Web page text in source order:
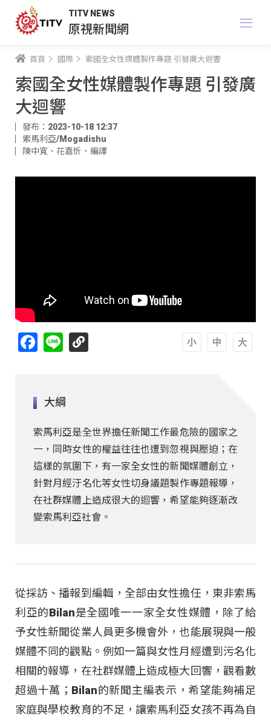
TITV NEWS
原視新聞網
首頁 國際 索國全女性媒體製作專題 引發廣大迴響
索國全女性媒體製作專題 引發廣
大迴響
發布：2023-10-18 12:37
索馬利亞/Mogadishu
陳中寬 、 花嘉忻 、 編譯
Facebook
Line
大綱
索馬利亞是全世界擔任新聞工作最危險的國家之
一，同時女性的權益往往也遭到忽視與壓迫；在
這樣的氛圍下，有一家全女性的新聞媒體創立，
針對月經汙名化等女性切身議題製作專題報導，
在社群媒體上造成很大的迴響，希望能夠逐漸改
變索馬利亞社會。
從採訪、播報到編輯，全部由女性擔任，東非索馬
利亞的Bilan是全國唯一一家全女性媒體，除了給
予女性新聞從業人員更多機會外，也能展現與一般
媒體不同的觀點。例如一篇與女性月經遭到污名化
相關的報導，在社群媒體上造成極大回響，觀看數
超過十萬；Bilan的新聞主編表示，希望能夠補足
家庭與學校教育的不足，讓索馬利亞女孩不再為自